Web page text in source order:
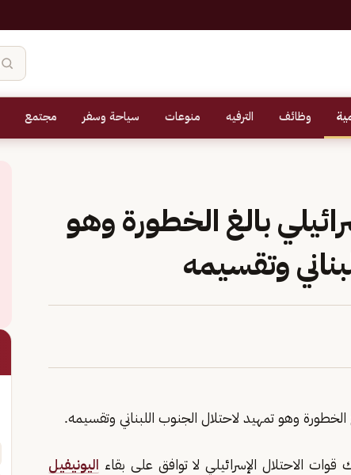
وظائف الترفيه منوعات سياحة وسفر مجتمع
بالغ الخطورة وهو
وتقسيمه
وهو تمهيد لاحتلال الجنوب اللبناني وتقسيمه.
الاحتلال الإسرائيلي لا توافق على بقاء اليونيفيل